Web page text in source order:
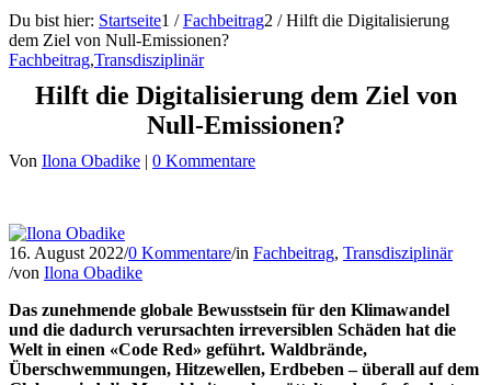
Du bist hier: Startseite1 / Fachbeitrag2 / Hilft die Digitalisierung
dem Ziel von Null-Emissionen?
Fachbeitrag,Transdisziplinär
Hilft die Digitalisierung dem Ziel von
Null-Emissionen?
Von Ilona Obadike | 0 Kommentare
16. August 2022/0 Kommentare/in Fachbeitrag, Transdisziplinär
/von Ilona Obadike
Das zunehmende globale Bewusstsein für den Klimawandel
und die dadurch verursachten irreversiblen Schäden hat die
Welt in einen «Code Red» geführt. Waldbrände,
Überschwemmungen, Hitzewellen, Erdbeben – überall auf dem